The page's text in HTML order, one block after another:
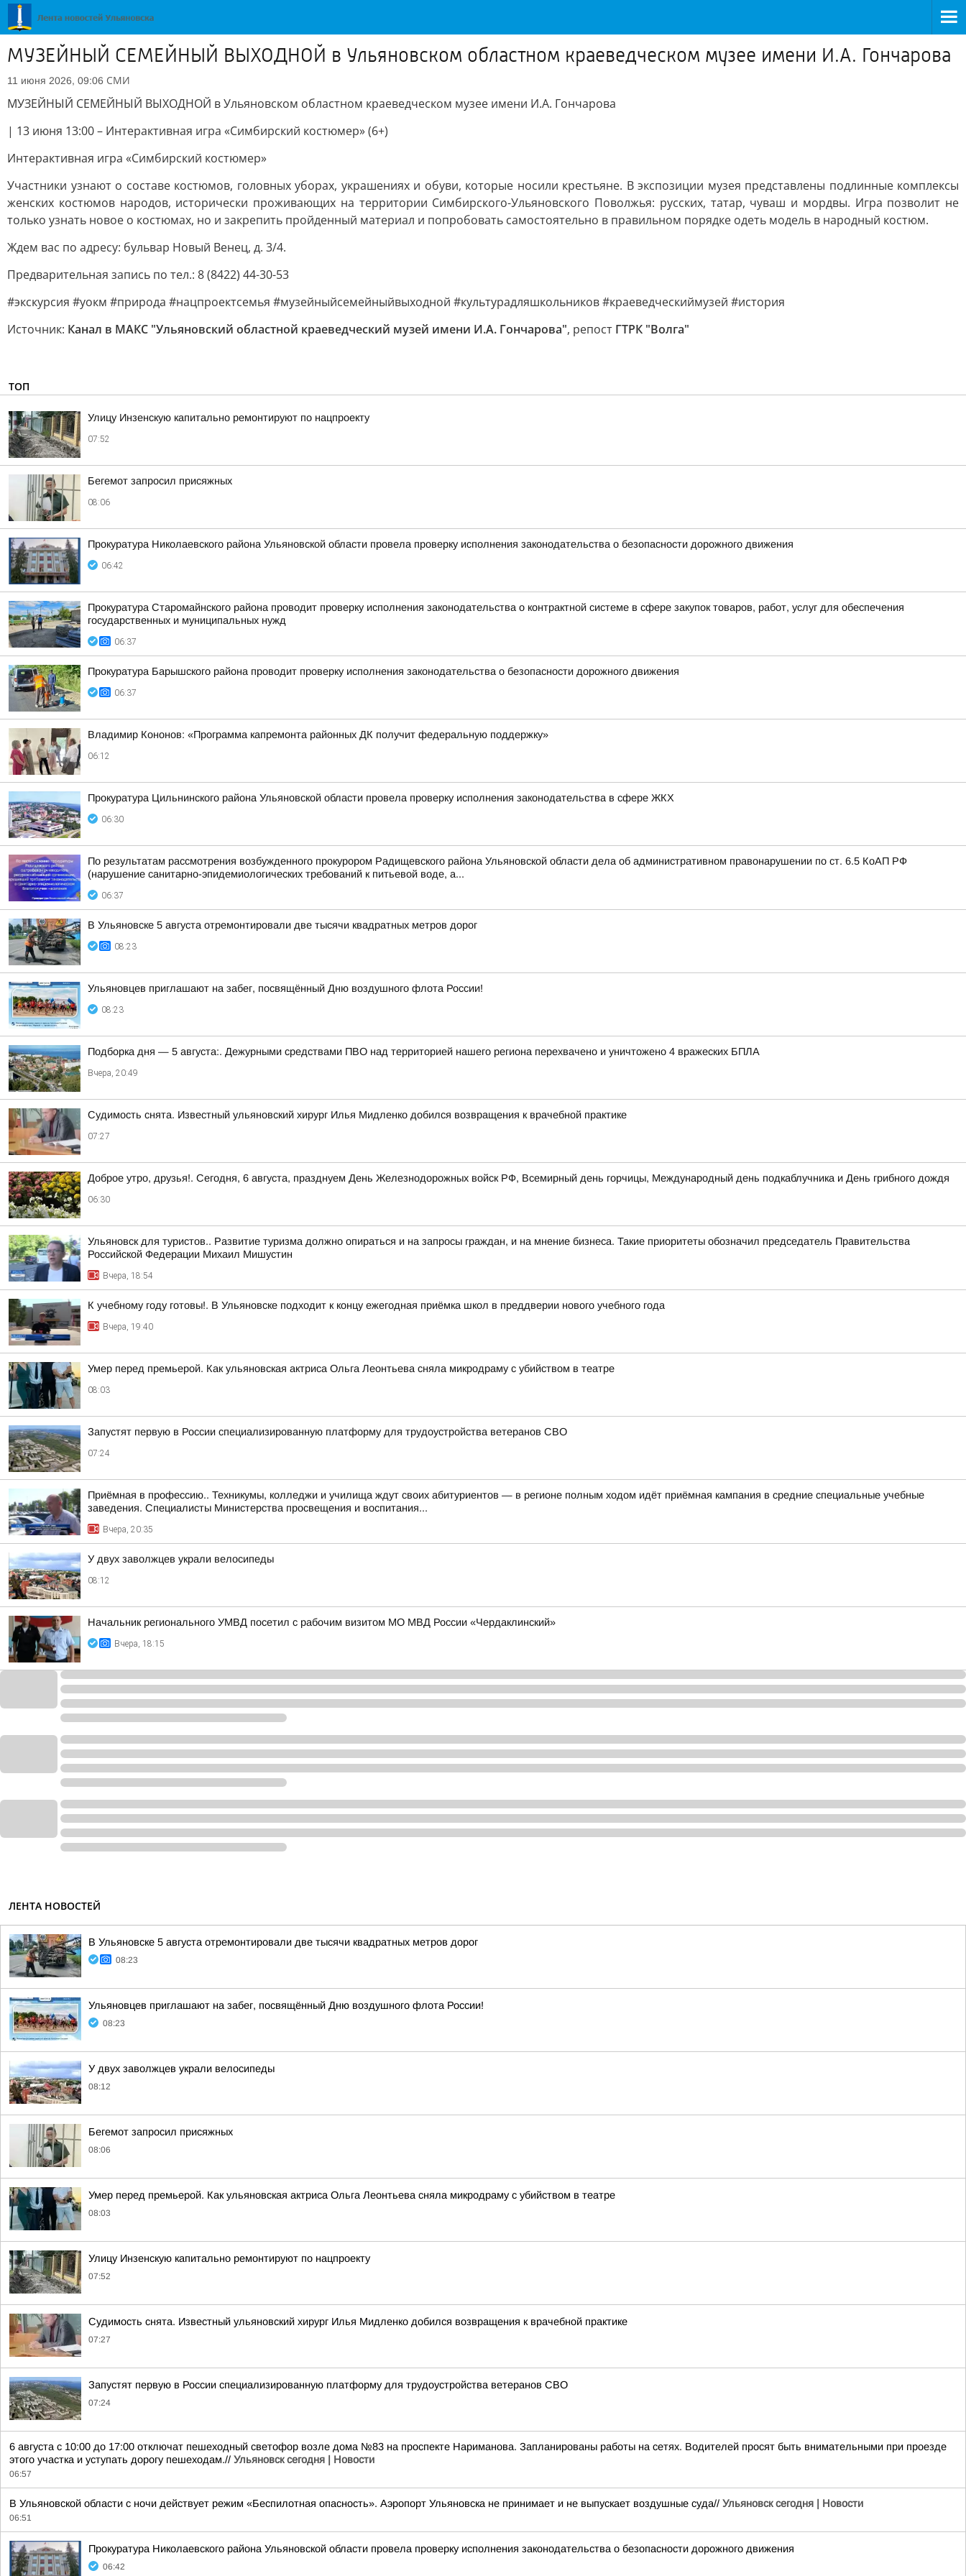
МУЗЕЙНЫЙ СЕМЕЙНЫЙ ВЫХОДНОЙ в Ульяновском областном краеведческом музее имени И.А. Гончарова
11 июня 2026, 09:06 СМИ
МУЗЕЙНЫЙ СЕМЕЙНЫЙ ВЫХОДНОЙ в Ульяновском областном краеведческом музее имени И.А. Гончарова
| 13 июня 13:00 – Интерактивная игра «Симбирский костюмер» (6+)
Интерактивная игра «Симбирский костюмер»
Участники узнают о составе костюмов, головных уборах, украшениях и обуви, которые носили крестьяне. В экспозиции музея представлены подлинные комплексы
женских костюмов народов, исторически проживающих на территории Симбирского-Ульяновского Поволжья: русских, татар, чуваш и мордвы. Игра позволит не
только узнать новое о костюмах, но и закрепить пройденный материал и попробовать самостоятельно в правильном порядке одеть модель в народный костюм.
Ждем вас по адресу: бульвар Новый Венец, д. 3/4.
Предварительная запись по тел.: 8 (8422) 44-30-53
#экскурсия #уокм #природа #нацпроектсемья #музейныйсемейныйвыходной #культурадляшкольников #краеведческиймузей #история
Источник: Канал в МАКС "Ульяновский областной краеведческий музей имени И.А. Гончарова", репост ГТРК "Волга"
ТОП
Улицу Инзенскую капитально ремонтируют по нацпроекту
07:52
Бегемот запросил присяжных
08:06
Прокуратура Николаевского района Ульяновской области провела проверку исполнения законодательства о безопасности дорожного движения
06:42
Прокуратура Старомайнского района проводит проверку исполнения законодательства о контрактной системе в сфере закупок товаров, работ, услуг для обеспечения
государственных и муниципальных нужд
06:37
Прокуратура Барышского района проводит проверку исполнения законодательства о безопасности дорожного движения
06:37
Владимир Кононов: «Программа капремонта районных ДК получит федеральную поддержку»
06:12
Прокуратура Цильнинского района Ульяновской области провела проверку исполнения законодательства в сфере ЖКХ
06:30
По результатам рассмотрения возбужденного прокурором Радищевского района Ульяновской области дела об административном правонарушении по ст. 6.5 КоАП РФ
(нарушение санитарно-эпидемиологических требований к питьевой воде, а...
06:37
В Ульяновске 5 августа отремонтировали две тысячи квадратных метров дорог
08:23
Ульяновцев приглашают на забег, посвящённый Дню воздушного флота России!
08:23
Подборка дня — 5 августа:. Дежурными средствами ПВО над территорией нашего региона перехвачено и уничтожено 4 вражеских БПЛА
Вчера, 20:49
Судимость снята. Известный ульяновский хирург Илья Мидленко добился возвращения к врачебной практике
07:27
Доброе утро, друзья!. Сегодня, 6 августа, празднуем День Железнодорожных войск РФ, Всемирный день горчицы, Международный день подкаблучника и День грибного дождя
06:30
Ульяновск для туристов.. Развитие туризма должно опираться и на запросы граждан, и на мнение бизнеса. Такие приоритеты обозначил председатель Правительства
Российской Федерации Михаил Мишустин
Вчера, 18:54
К учебному году готовы!. В Ульяновске подходит к концу ежегодная приёмка школ в преддверии нового учебного года
Вчера, 19:40
Умер перед премьерой. Как ульяновская актриса Ольга Леонтьева сняла микродраму с убийством в театре
08:03
Запустят первую в России специализированную платформу для трудоустройства ветеранов СВО
07:24
Приёмная в профессию.. Техникумы, колледжи и училища ждут своих абитуриентов — в регионе полным ходом идёт приёмная кампания в средние специальные учебные
заведения. Специалисты Министерства просвещения и воспитания...
Вчера, 20:35
У двух заволжцев украли велосипеды
08:12
Начальник регионального УМВД посетил с рабочим визитом МО МВД России «Чердаклинский»
Вчера, 18:15
ЛЕНТА НОВОСТЕЙ
В Ульяновске 5 августа отремонтировали две тысячи квадратных метров дорог
08:23
Ульяновцев приглашают на забег, посвящённый Дню воздушного флота России!
08:23
У двух заволжцев украли велосипеды
08:12
Бегемот запросил присяжных
08:06
Умер перед премьерой. Как ульяновская актриса Ольга Леонтьева сняла микродраму с убийством в театре
08:03
Улицу Инзенскую капитально ремонтируют по нацпроекту
07:52
Судимость снята. Известный ульяновский хирург Илья Мидленко добился возвращения к врачебной практике
07:27
Запустят первую в России специализированную платформу для трудоустройства ветеранов СВО
07:24
6 августа с 10:00 до 17:00 отключат пешеходный светофор возле дома №83 на проспекте Нариманова. Запланированы работы на сетях. Водителей просят быть внимательными при проезде
этого участка и уступать дорогу пешеходам.// Ульяновск сегодня | Новости
06:57
В Ульяновской области с ночи действует режим «Беспилотная опасность». Аэропорт Ульяновска не принимает и не выпускает воздушные суда// Ульяновск сегодня | Новости
06:51
Прокуратура Николаевского района Ульяновской области провела проверку исполнения законодательства о безопасности дорожного движения
06:42